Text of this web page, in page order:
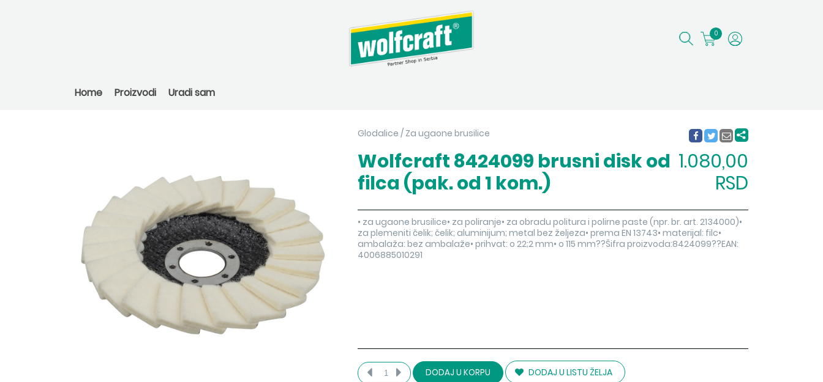
0
Home Proizvodi Uradi sam
Glodalice / Za ugaone brusilice
Wolfcraft 8424099 brusni disk od
filca (pak. od 1 kom.)
1.080,00
RSD
• za ugaone brusilice• za poliranje• za obradu politura i polirne paste (npr. br. art. 2134000)•
za plemeniti čelik; čelik; aluminijum; metal bez željeza• prema EN 13743• materijal: filc•
ambalaža: bez ambalaže• prihvat: o 22;2 mm• o 115 mm??Šifra proizvoda:8424099??EAN:
4006885010291
DODAJ U KORPU DODAJ U LISTU ŽELJA